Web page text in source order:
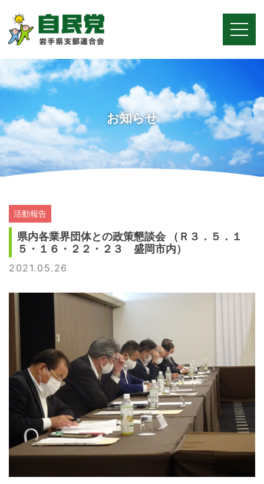
お知らせ
活動報告
県内各業界団体との政策懇談会 （Ｒ３．５．１
５・１６・２２・２３ 盛岡市内）
2021.05.26